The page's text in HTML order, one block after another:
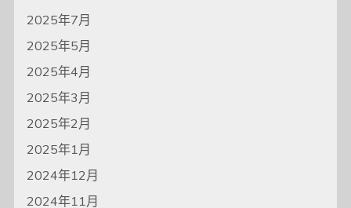
2025年7月
2025年5月
2025年4月
2025年3月
2025年2月
2025年1月
2024年12月
2024年11月